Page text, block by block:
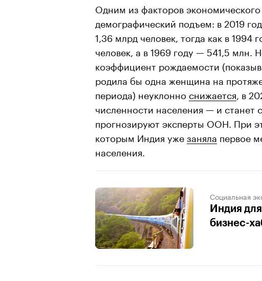
Одним из факторов
демографический подъем: в 2019
1,36 млрд человек, тогда как в 1994
человек, а в 1969 году — 541,5 млн.
коэффициент рождаемости
родила бы одна женщина на
периода) неуклонно снижается , в
численности населения — и станет
прогнозируют эксперты ООН. При
которым Индия ужезаняла первое
населения.
Социальная
Индия
бизнес-